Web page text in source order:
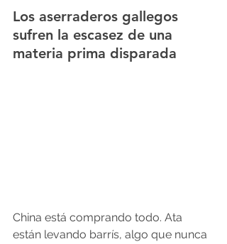
Los aserraderos gallegos
sufren la escasez de una
materia prima disparada
China está comprando todo. Ata
están levando barrís, algo que nunca